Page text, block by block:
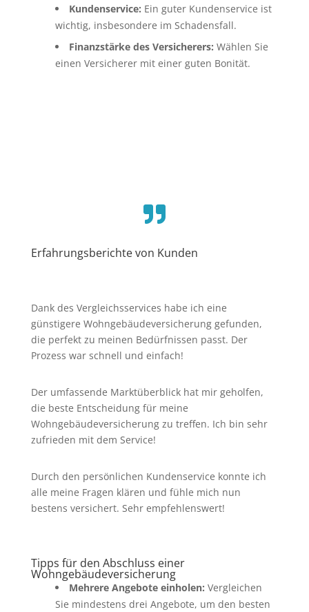
Kundenservice: Ein guter Kundenservice ist
wichtig, insbesondere im Schadensfall.
Finanzstärke des Versicherers: Wählen Sie
einen Versicherer mit einer guten Bonität.

Erfahrungsberichte von Kunden
Dank des Vergleichsservices habe ich eine
günstigere Wohngebäudeversicherung gefunden,
die perfekt zu meinen Bedürfnissen passt. Der
Prozess war schnell und einfach!
Der umfassende Marktüberblick hat mir geholfen,
die beste Entscheidung für meine
Wohngebäudeversicherung zu treffen. Ich bin sehr
zufrieden mit dem Service!
Durch den persönlichen Kundenservice konnte ich
alle meine Fragen klären und fühle mich nun
bestens versichert. Sehr empfehlenswert!
Tipps für den Abschluss einer
Wohngebäudeversicherung
Mehrere Angebote einholen: Vergleichen
Sie mindestens drei Angebote, um den besten